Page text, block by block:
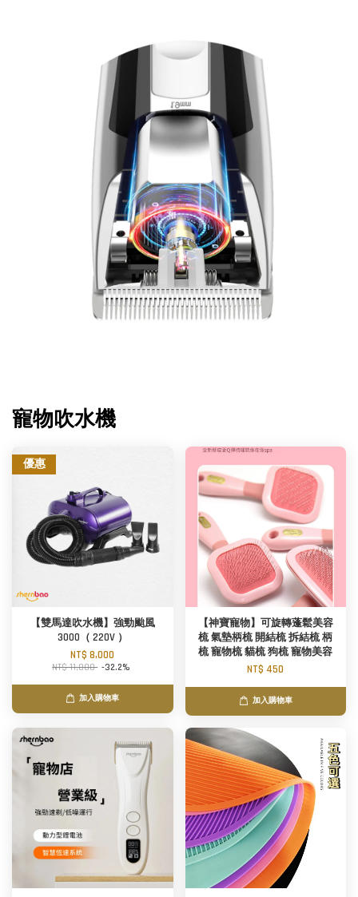
寵物吹水機
優惠
【雙馬達吹水機】強勁颱風
3000（ 220V ）
NT$ 8,000
NT$ 11,800 -32.2%
加入購物車
【神寶寵物】可旋轉蓬鬆美容
梳 氣墊柄梳 開結梳 拆結梳 柄
梳 寵物梳 貓梳 狗梳 寵物美容
NT$ 450
加入購物車